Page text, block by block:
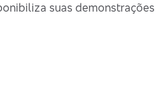
suas